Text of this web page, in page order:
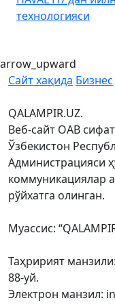
технологияси
arrow_upward
Сайт хақида Бизнес
QALAMPIR.UZ.
Веб-сайт ОАВ
Ўзбекистон
Администрацияси
коммуникациялар
рўйхатга олинган.
Муассис:
Таҳририят
88-уй.
Электрон манзил: